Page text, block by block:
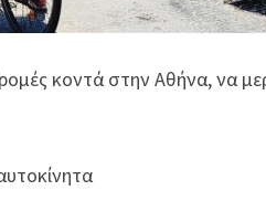
κοντά στην Αθήνα, να